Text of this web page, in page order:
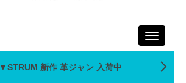
Toggle
▼STRUM 新作 革ジャン 入荷中